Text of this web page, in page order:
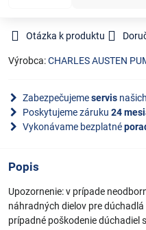
Otázka k produktu
Výrobca:CHARLES AUSTEN
Zabezpečujemeservis
Poskytujeme záruku 24
Vykonávame bezplatné
Popis
Upozornenie: v prípade
náhradných dielov pre
prípadné poškodenie dúchadiel